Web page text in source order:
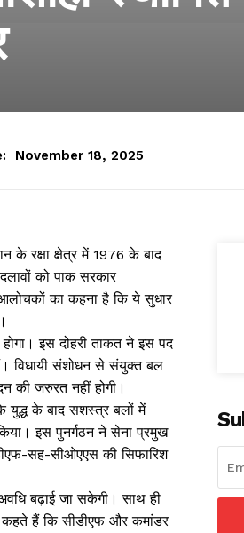
November 18, 2025
के रक्षा क्षेत्र में 1976 के बाद
को पाक सरकार
का कहना है कि ये सुधार
होगा। इस दोहरी ताकत ने इस पद
विधायी संशोधन से संयुक्त बल
की जरुरत नहीं होगी।
युद्ध के बाद सशस्त्र बलों में
इस पुनर्गठन ने सेना प्रमुख
सह-सीओएएस की सिफारिश
बढ़ाई जा सकेगी। साथ ही
कहते हैं कि सीडीएफ और कमांडर